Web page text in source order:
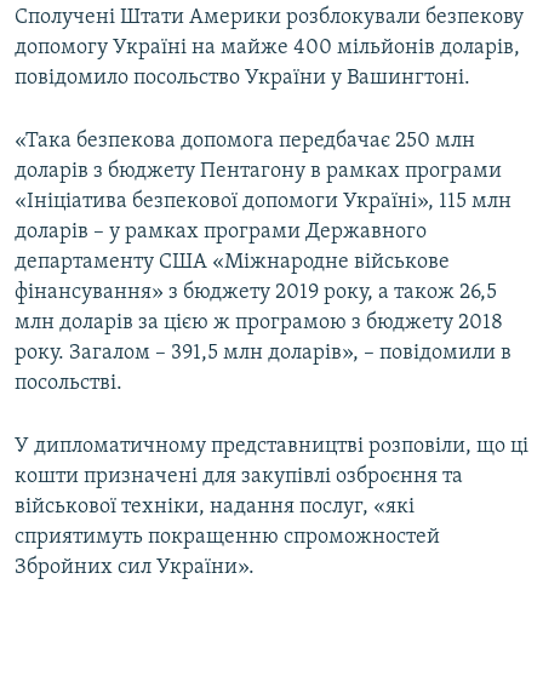
Усі сайти RFE/RL
Сполучені Штати Америки розблокували безпекову
допомогу Україні на майже 400 мільйонів доларів,
повідомило посольство України у Вашингтоні.
«Така безпекова допомога передбачає 250 млн
доларів з бюджету Пентагону в рамках програми
«Ініціатива безпекової допомоги Україні», 115 млн
доларів – у рамках програми Державного
департаменту США «Міжнародне військове
фінансування» з бюджету 2019 року, а також 26,5
млн доларів за цією ж програмою з бюджету 2018
року. Загалом – 391,5 млн доларів», – повідомили в
посольстві.
У дипломатичному представництві розповіли, що ці
кошти призначені для закупівлі озброєння та
військової техніки, надання послуг, «які
сприятимуть покращенню спроможностей
Збройних сил України».